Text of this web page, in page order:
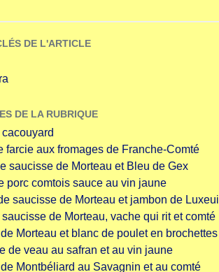
DE L'ARTICLE
DE LA RUBRIQUE
farcie aux fromages de Franche-Comté
saucisse de Morteau et Bleu de Gex
porc comtois sauce au vin jaune
saucisse de Morteau et jambon de Luxeuil
de Morteau, vache qui rit et comté
Morteau et blanc de poulet en brochettes
de veau au safran et au vin jaune
Montbéliard au Savagnin et au comté